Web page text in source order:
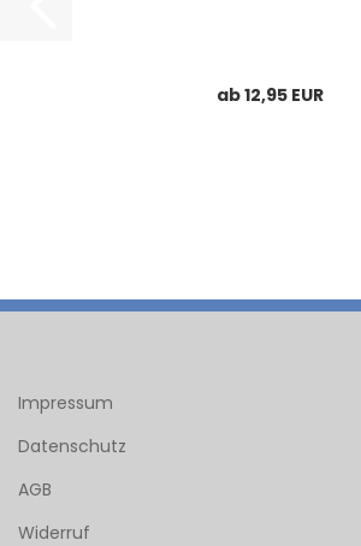
ab 12,95 EUR
Impressum
Datenschutz
AGB
Widerruf